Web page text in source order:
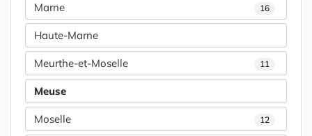
Marne 16
Haute-Marne
Meurthe-et-Moselle 11
Meuse
Moselle 12